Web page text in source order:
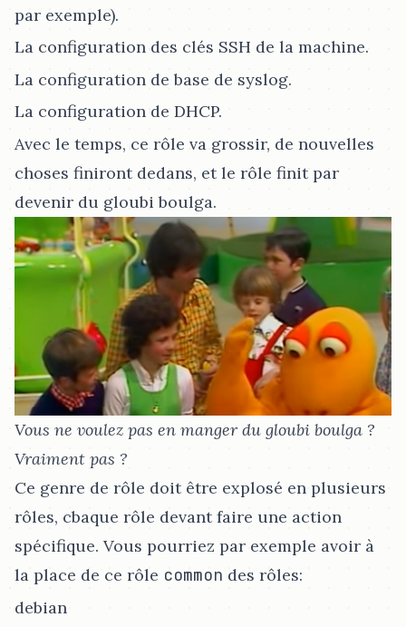
par exemple).
La configuration des clés SSH de la machine.
La configuration de base de syslog.
La configuration de DHCP.
Avec le temps, ce rôle va grossir, de nouvelles
choses finiront dedans, et le rôle finit par
devenir du gloubi boulga.
Vous ne voulez pas en manger du gloubi boulga ?
Vraiment pas ?
Ce genre de rôle doit être explosé en plusieurs
rôles, cbaque rôle devant faire une action
spécifique. Vous pourriez par exemple avoir à
la place de ce rôle common des rôles:
debian